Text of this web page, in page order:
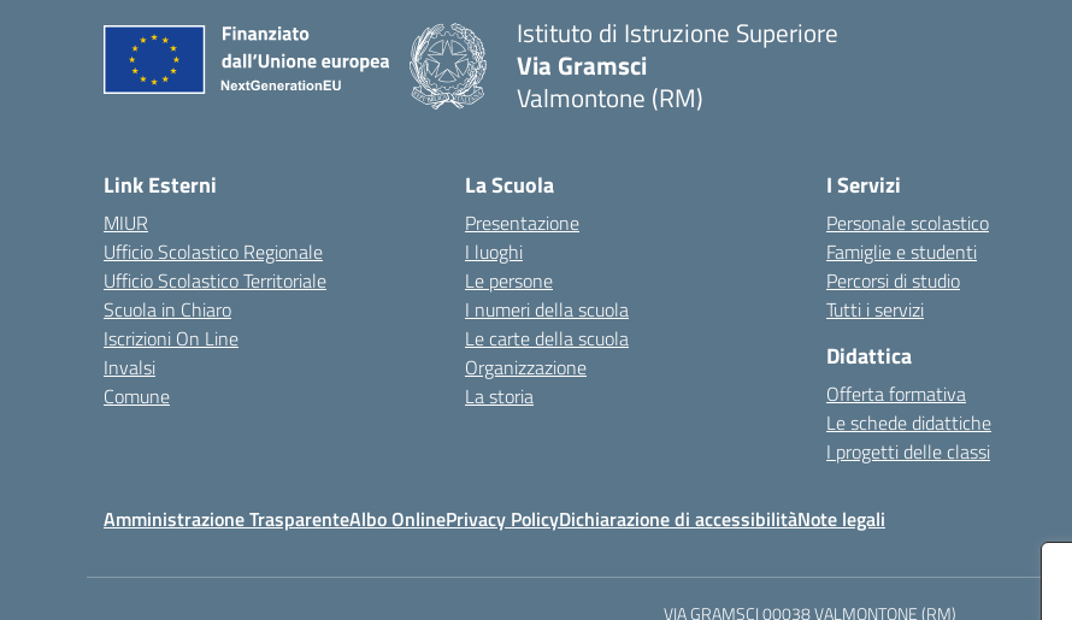
Istituto di Istruzione Superiore
Via Gramsci
Valmontone (RM)
Link Esterni
MIUR
Ufficio Scolastico Regionale
Ufficio Scolastico Territoriale
Scuola in Chiaro
Iscrizioni On Line
Invalsi
Comune
La Scuola
Presentazione
I luoghi
Le persone
I numeri della scuola
Le carte della scuola
Organizzazione
La storia
I Servizi
Personale scolastico
Famiglie e studenti
Percorsi di studio
Tutti i servizi
Didattica
Offerta formativa
Le schede didattiche
I progetti delle classi
Amministrazione TrasparenteAlbo OnlinePrivacy PolicyDichiarazione di accessibilitàNote legali
VIA GRAMSCI 00038 VALMONTONE (RM)